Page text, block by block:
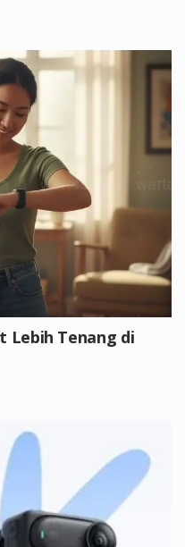
Lebih Tenang di